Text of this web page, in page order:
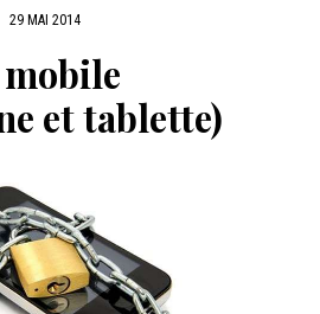
29 MAI 2014
et tablette)